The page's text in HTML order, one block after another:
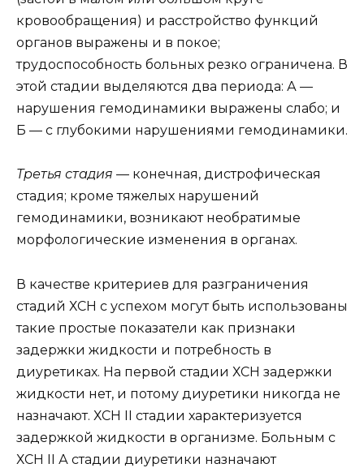
кровообращения) и расстройство функций
органов выражены и в покое;
трудоспособность больных резко ограничена. В
этой стадии выделяются два периода: А —
нарушения гемодинамики выражены слабо; и
Б — с глубокими нарушениями гемодинамики.
Третья стадия — конечная, дистрофическая
стадия; кроме тяжелых нарушений
гемодинамики, возникают необратимые
морфологические изменения в органах.
В качестве критериев для разграничения
стадий ХСН с успехом могут быть использованы
такие простые показатели как признаки
задержки жидкости и потребность в
диуретиках. На первой стадии ХСН задержки
жидкости нет, и потому диуретики никогда не
назначают. ХСН II стадии характеризуется
задержкой жидкости в организме. Больным с
ХСН II А стадии диуретики назначают